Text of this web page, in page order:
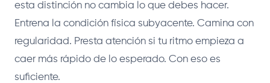
esta distinción no cambia lo que debes hacer.
Entrena la condición física subyacente. Camina con
regularidad. Presta atención si tu ritmo empieza a
caer más rápido de lo esperado. Con eso es
suficiente.